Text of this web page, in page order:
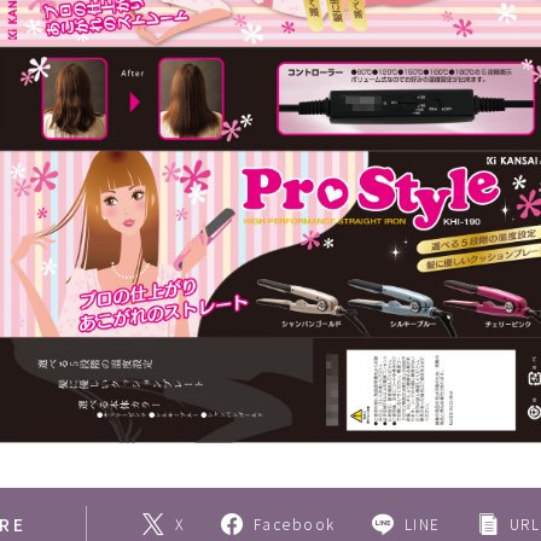
野菜・くだもの
いきもの
動物
植物
人物
女性
キッズ・ファミリー
男性
Contact
X Facebook LINE